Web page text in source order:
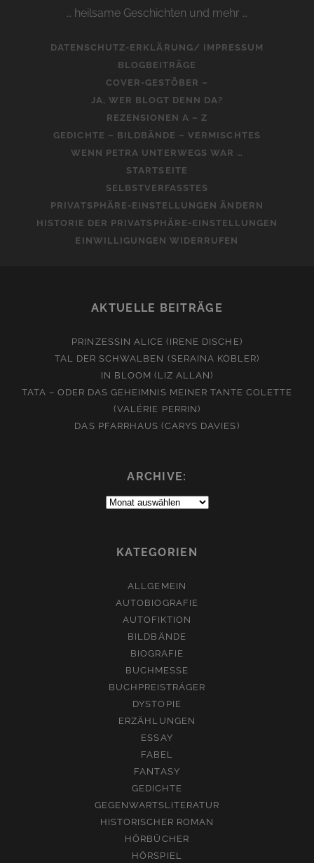
… heilsame Geschichten und mehr …
DATENSCHUTZ-ERKLÄRUNG/ IMPRESSUM
BLOGBEITRÄGE
COVER-GESTÖBER –
JA, WER BLOGT DENN DA?
REZENSIONEN A – Z
GEDICHTE – BILDBÄNDE – VERMISCHTES
WENN PETRA UNTERWEGS WAR …
STARTSEITE
SELBSTVERFASSTES
PRIVATSPHÄRE-EINSTELLUNGEN ÄNDERN
HISTORIE DER PRIVATSPHÄRE-EINSTELLUNGEN
EINWILLIGUNGEN WIDERRUFEN
AKTUELLE BEITRÄGE
PRINZESSIN ALICE (IRENE DISCHE)
TAL DER SCHWALBEN (SERAINA KOBLER)
IN BLOOM (LIZ ALLAN)
TATA – ODER DAS GEHEIMNIS MEINER TANTE COLETTE
(VALÉRIE PERRIN)
DAS PFARRHAUS (CARYS DAVIES)
ARCHIVE:
Archive:
KATEGORIEN
ALLGEMEIN
AUTOBIOGRAFIE
AUTOFIKTION
BILDBÄNDE
BIOGRAFIE
BUCHMESSE
BUCHPREISTRÄGER
DYSTOPIE
ERZÄHLUNGEN
ESSAY
FABEL
FANTASY
GEDICHTE
GEGENWARTSLITERATUR
HISTORISCHER ROMAN
HÖRBÜCHER
HÖRSPIEL